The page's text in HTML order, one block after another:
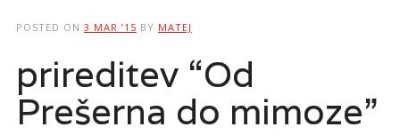
POSTED ON 3 MAR ’15 BY MATEJ
prireditev “Od
Prešerna do mimoze”